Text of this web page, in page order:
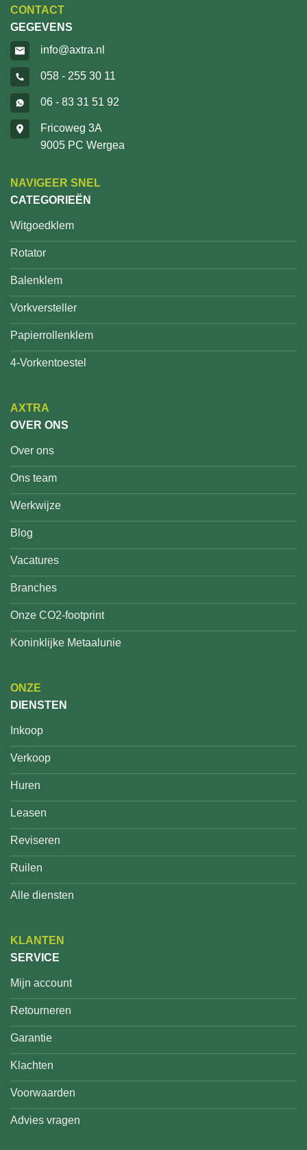
CONTACT
GEGEVENS
info@axtra.nl
058 - 255 30 11
06 - 83 31 51 92
Fricoweg 3A
9005 PC Wergea
NAVIGEER SNEL
CATEGORIEËN
Witgoedklem
Rotator
Balenklem
Vorkversteller
Papierrollenklem
4-Vorkentoestel
AXTRA
OVER ONS
Over ons
Ons team
Werkwijze
Blog
Vacatures
Branches
Onze CO2-footprint
Koninklijke Metaalunie
ONZE
DIENSTEN
Inkoop
Verkoop
Huren
Leasen
Reviseren
Ruilen
Alle diensten
KLANTEN
SERVICE
Mijn account
Retourneren
Garantie
Klachten
Voorwaarden
Advies vragen